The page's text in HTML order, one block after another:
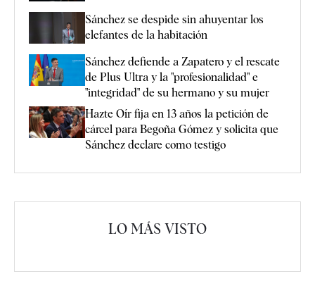
Sánchez se despide sin ahuyentar los
elefantes de la habitación
Sánchez defiende a Zapatero y el rescate
de Plus Ultra y la "profesionalidad" e
"integridad" de su hermano y su mujer
Hazte Oír fija en 13 años la petición de
cárcel para Begoña Gómez y solicita que
Sánchez declare como testigo
LO MÁS VISTO